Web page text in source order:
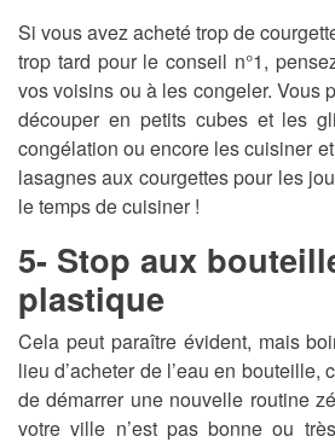
Si vous avez acheté trop de
trop tard pour le conseil n°1,
vos voisins ou à les congeler. Vous
découper en petits cubes et les
congélation ou encore les cuisiner
lasagnes aux courgettes pour les
le temps de cuisiner !
5- Stop aux
plastique
Cela peut paraître évident, mais
lieu d’acheter de l’eau en bouteille,
de démarrer une nouvelle routine
votre ville n’est pas bonne ou